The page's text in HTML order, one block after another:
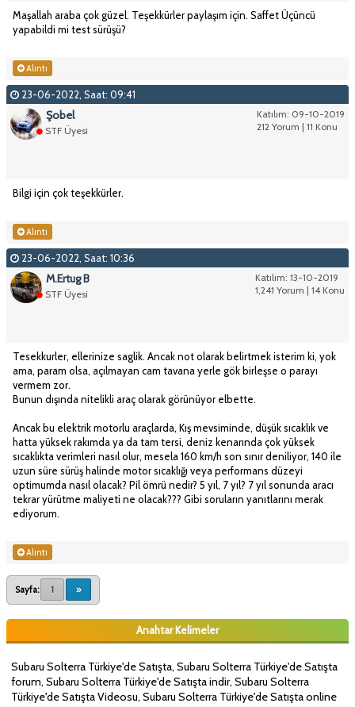
Maşallah araba çok güzel. Teşekkürler paylaşım için. Saffet Üçüncü
yapabildi mi test sürüşü?
Alıntı
23-06-2022, Saat: 09:41
Katılım: 09-10-2019
212 Yorum | 11 Konu
Şobel
STF Üyesi
Bilgi için çok teşekkürler.
Alıntı
23-06-2022, Saat: 10:36
Katılım: 13-10-2019
1,241 Yorum | 14 Konu
M.Ertug B
STF Üyesi
Tesekkurler, ellerinize saglik. Ancak not olarak belirtmek isterim ki, yok
ama, param olsa, açılmayan cam tavana yerle gök birleşse o parayı
vermem zor.
Bunun dışında nitelikli araç olarak görünüyor elbette.
Ancak bu elektrik motorlu araçlarda, Kış mevsiminde, düşük sıcaklık ve
hatta yüksek rakımda ya da tam tersi, deniz kenarında çok yüksek
sıcaklıkta verimleri nasıl olur, mesela 160 km/h son sınır deniliyor, 140 ile
uzun süre sürüş halinde motor sıcaklığı veya performans düzeyi
optimumda nasıl olacak? Pil ömrü nedir? 5 yıl, 7 yıl? 7 yıl sonunda aracı
tekrar yürütme maliyeti ne olacak??? Gibi soruların yanıtlarını merak
ediyorum.
Alıntı
Sayfa: 1 »
Anahtar Kelimeler
Subaru Solterra Türkiye'de Satışta, Subaru Solterra Türkiye'de Satışta
forum, Subaru Solterra Türkiye'de Satışta indir, Subaru Solterra
Türkiye'de Satışta Videosu, Subaru Solterra Türkiye'de Satışta online